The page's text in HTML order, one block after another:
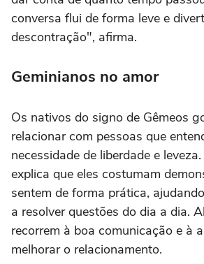
conversa flui de forma leve e
descontração", afirma.
Geminianos no amor
Os nativos do signo de Gêmeos
relacionar com pessoas que
necessidade de liberdade e
explica que eles costumam
sentem de forma prática,
a resolver questões do dia a dia.
recorrem à boa comunicação e à
melhorar o relacionamento.